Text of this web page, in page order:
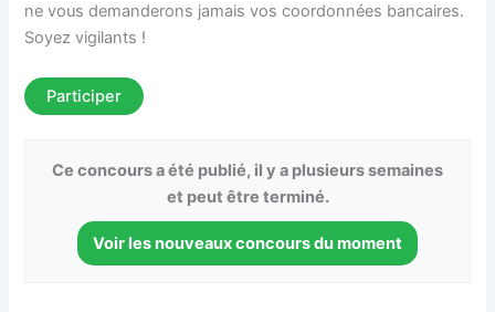
ne vous demanderons jamais vos coordonnées bancaires.
Soyez vigilants !
Participer
Ce concours a été publié, il y a plusieurs semaines
et peut être terminé.
Voir les nouveaux concours du moment